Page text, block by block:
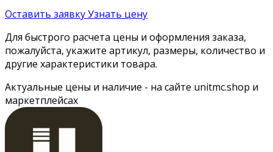
Оставить заявкуУзнать цену
Для быстрого расчета цены и оформления заказа,
пожалуйста, укажите артикул, размеры, количество и
другие характеристики товара.
Актуальные цены и наличие - на сайте unitmc.shop и
маркетплейсах